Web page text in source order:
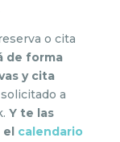
o cita
de forma
y cita
a
Y te las
el calendario